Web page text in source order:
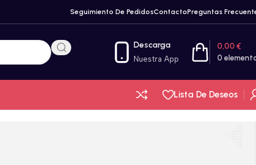
Seguimiento De PedidosContactoPreguntas
Descarga
Nuestra App 0
0,00 €
Lista De Deseos